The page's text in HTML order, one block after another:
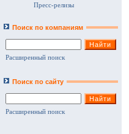
Пресс-релизы
Поиск по компаниям
Расширенный поиск
Поиск по сайту
Расширенный поиск